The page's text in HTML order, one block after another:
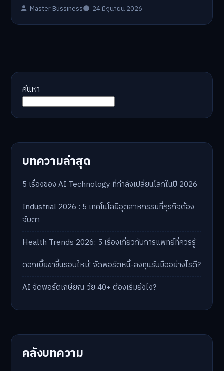
Master Bussiness 24 มิถุนายน 2026
ค้นหา
บทความล่าสุด
5 เรื่องของ AI Technology ที่กำลังเปลี่ยนโลกในปี 2026
Industrial 2026 : 5 เทคโนโลยีอุตสาหกรรมที่ธุรกิจต้อง
จับตา
Health Trends 2026: 5 เรื่องเกี่ยวกับการแพทย์ที่ควรรู้
ดอกเบี้ยขาขึ้นรอบใหม่! จัดพอร์ตหนี้-ลงทุนรับมืออย่างไรดี?
AI จัดพอร์ตเกษียณ วัย 40+ ต้องเริ่มยังไง?
คลังบทความ